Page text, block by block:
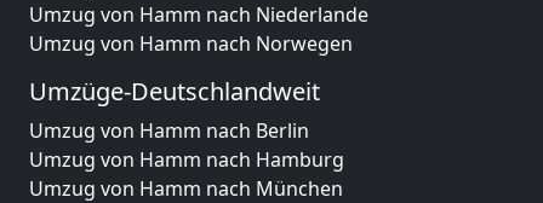
Umzug von Hamm nach Niederlande
Umzug von Hamm nach Norwegen
Umzüge-Deutschlandweit
Umzug von Hamm nach Berlin
Umzug von Hamm nach Hamburg
Umzug von Hamm nach München